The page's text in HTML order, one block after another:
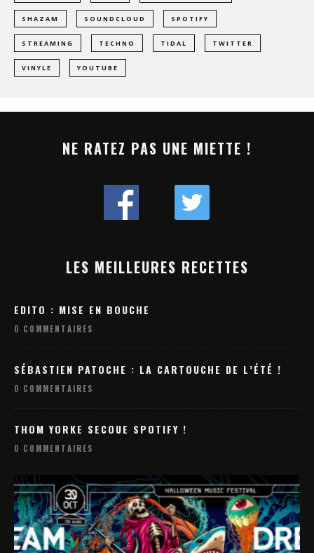
SHAZAM SOUNDCLOUD SPOTIFY
STREAMING TECHNO TIDAL TWITTER
VINYLE YOUTUBE
NE RATEZ PAS UNE MIETTE !
LES MEILLEURES RECETTES
EDITO : MISE EN BOUCHE
0 COMMENTAIRES
SÉBASTIEN PATOCHE : LA CARTOUCHE DE L’ÉTÉ !
0 COMMENTAIRES
THOM YORKE SECOUE SPOTIFY !
0 COMMENTAIRES